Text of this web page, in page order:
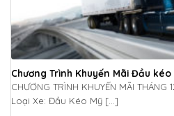
Chương Trình Khuyến Mãi Đầu kéo
CHƯƠNG TRÌNH KHUYẾN MÃI THÁNG
Loại Xe: Đầu Kéo Mỹ [...]